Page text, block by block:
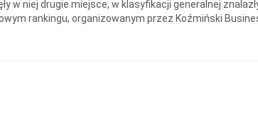
w niej drugie miejsce, w klasyfikacji generalnej
rankingu, organizowanym przez Koźmiński